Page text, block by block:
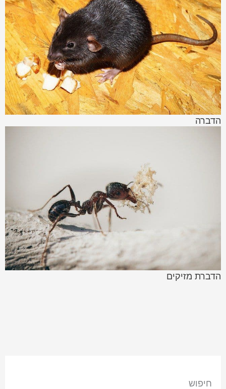
הדברה
הדברת מזיקים
חיפוש